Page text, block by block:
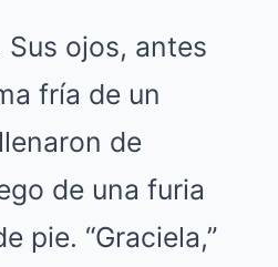
ojos, antes
fría de un
de
de una furia
pie. “Graciela,”